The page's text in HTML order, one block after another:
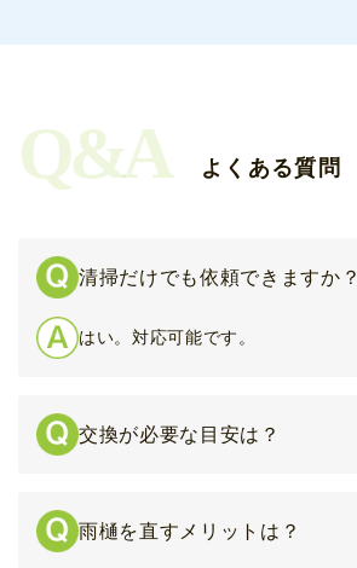
Q&A よくある質問
清掃だけでも依頼できますか？
はい。対応可能です。
交換が必要な目安は？
雨樋を直すメリットは？